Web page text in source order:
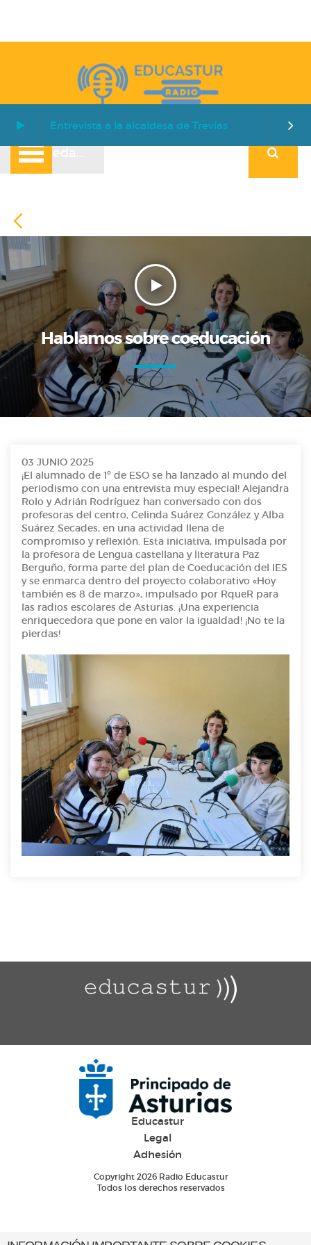
Entrevista a la alcaldesa de Trevías
Hablamos sobre coeducación
03 JUNIO 2025
¡El alumnado de 1º de ESO se ha lanzado al mundo del
periodismo con una entrevista muy especial! Alejandra
Rolo y Adrián Rodríguez han conversado con dos
profesoras del centro, Celinda Suárez González y Alba
Suárez Secades, en una actividad llena de
compromiso y reflexión. Esta iniciativa, impulsada por
la profesora de Lengua castellana y literatura Paz
Berguño, forma parte del plan de Coeducación del IES
y se enmarca dentro del proyecto colaborativo «Hoy
también es 8 de marzo», impulsado por RqueR para
las radios escolares de Asturias. ¡Una experiencia
enriquecedora que pone en valor la igualdad! ¡No te la
pierdas!
Educastur
Legal
Adhesión
Copyright 2026 Radio Educastur
Todos los derechos reservados